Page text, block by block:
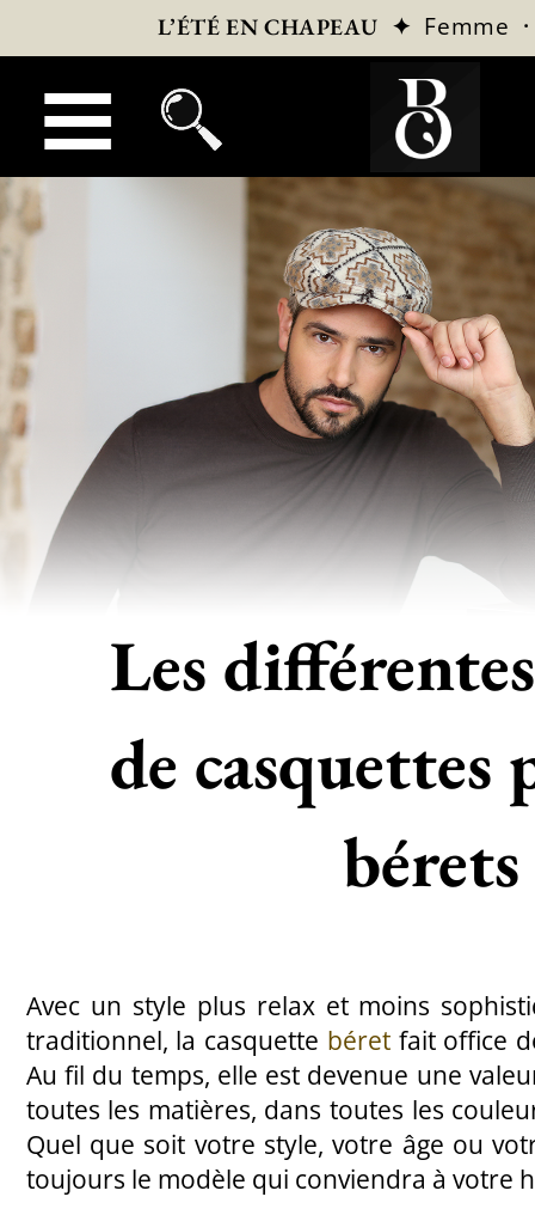
L’ÉTÉ EN CHAPEAU ✦ Femme
Les
de casquettes
bérets
Avec un style plus relax et moins
traditionnel, la casquette béret fait office
Au fil du temps, elle est devenue une
toutes les matières, dans toutes les
Quel que soit votre style, votre âge ou
toujours le modèle qui conviendra à votre